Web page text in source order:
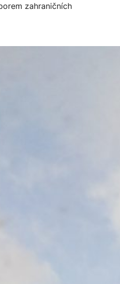
zahraničních